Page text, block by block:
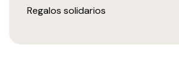
Regalos solidarios